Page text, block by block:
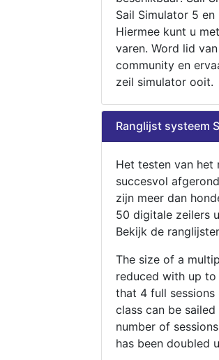
Sail Simulator 5
Hiermee kunt u
varen. Word lid
community en
zeil simulator ooit.
Ranglijst systeem
Het testen van het
succesvol
zijn meer dan
50 digitale zeilers
Bekijk de
The size of a
reduced with up to
that 4 full
class can be
number of
has been doubled